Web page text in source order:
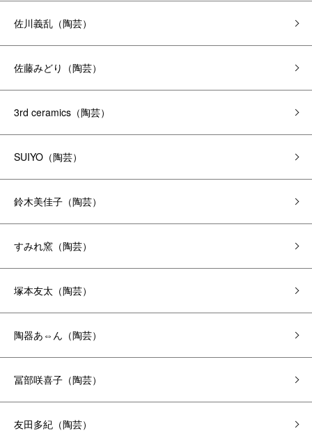
佐川義乱（陶芸）
佐藤みどり（陶芸）
3rd ceramics（陶芸）
SUIYO（陶芸）
鈴木美佳子（陶芸）
すみれ窯（陶芸）
塚本友太（陶芸）
陶器あ⇔ん（陶芸）
冨部咲喜子（陶芸）
友田多紀（陶芸）